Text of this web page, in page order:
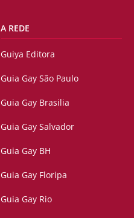
A REDE
Guiya Editora
Guia Gay São Paulo
Guia Gay Brasilia
Guia Gay Salvador
Guia Gay BH
Guia Gay Floripa
Guia Gay Rio